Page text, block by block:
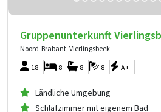
Gruppenunterkunft
Noord-Brabant, Vierlingsbeek
18 8
8 A+
8
Ländliche Umgebung
Schlafzimmer mit eigenem Bad